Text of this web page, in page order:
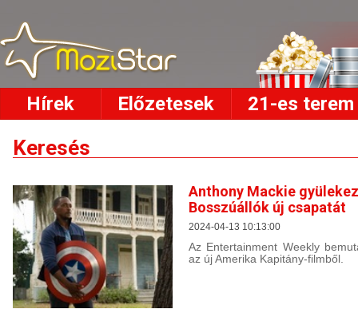
Hírek Előzetesek 21-es terem
Keresés
Anthony Mackie
Bosszúállók új csapatát
2024-04-13 10:13:00
Az Entertainment Weekly
az új Amerika Kapitány-filmből.